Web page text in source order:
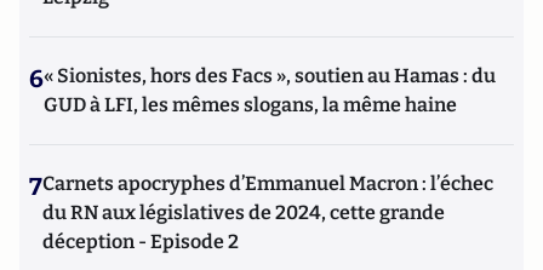
6« Sionistes, hors des Facs », soutien au Hamas : du
GUD à LFI, les mêmes slogans, la même haine
7Carnets apocryphes d’Emmanuel Macron : l’échec
du RN aux législatives de 2024, cette grande
déception - Episode 2